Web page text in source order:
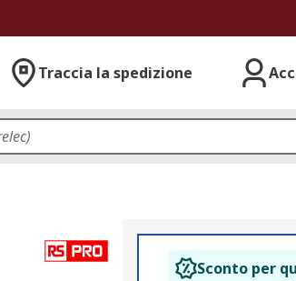
Traccia la spedizione
Sconto per